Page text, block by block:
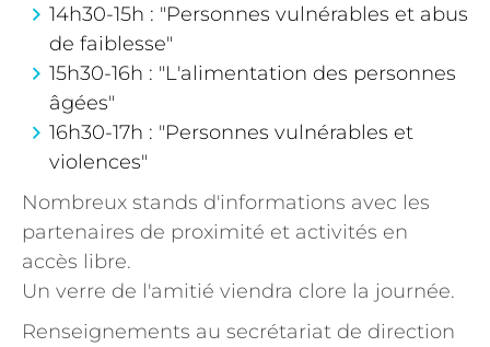
14h30-15h : "Personnes vulnérables et abus
de faiblesse"
15h30-16h : "L'alimentation des personnes
âgées"
16h30-17h : "Personnes vulnérables et
violences"
Nombreux stands d'informations avec les
partenaires de proximité et activités en
accès libre.
Un verre de l'amitié viendra clore la journée.
Renseignements au secrétariat de direction